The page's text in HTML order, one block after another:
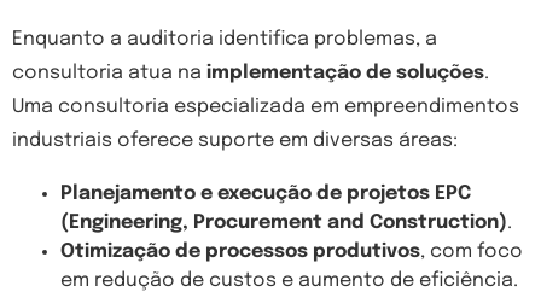
Enquanto a auditoria identifica problemas, a
consultoria atua na implementação de soluções.
Uma consultoria especializada em empreendimentos
industriais oferece suporte em diversas áreas:
Planejamento e execução de projetos EPC
(Engineering, Procurement and Construction).
Otimização de processos produtivos, com foco
em redução de custos e aumento de eficiência.